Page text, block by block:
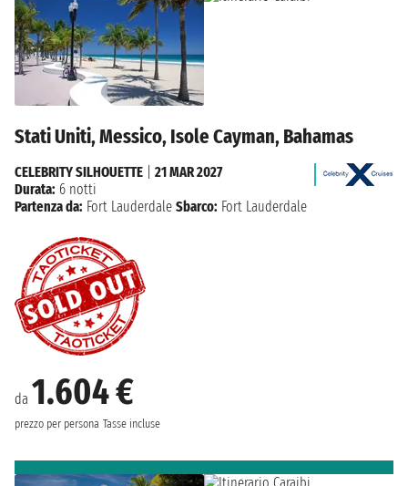
Stati Uniti, Messico, Isole Cayman, Bahamas
da 1.604 €
prezzo per persona Tasse incluse
CELEBRITY SILHOUETTE
21 MAR 2027
Durata: 6 notti
Partenza da: Fort Lauderdale Sbarco: Fort Lauderdale